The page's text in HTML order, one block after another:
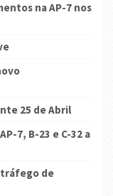
na AP-7 nos
25 de Abril
7, B-23 e C-32 a
de